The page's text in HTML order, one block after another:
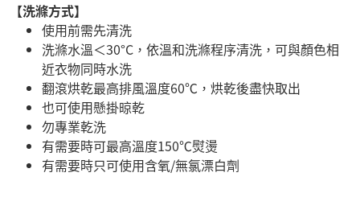
【洗滌方式】
使用前需先清洗
洗滌水溫＜30°C，依溫和洗滌程序清洗，可與顏色相
近衣物同時水洗
翻滾烘乾最高排風溫度60℃，烘乾後盡快取出
也可使用懸掛晾乾
勿專業乾洗
有需要時可最高溫度150℃熨燙
有需要時只可使用含氧/無氯漂白劑